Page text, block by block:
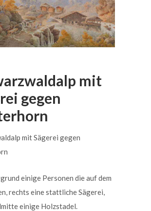
mit
gegen
mit Sägerei gegen
einige Personen die auf dem
rechts eine stattliche Sägerei,
einige Holzstadel.